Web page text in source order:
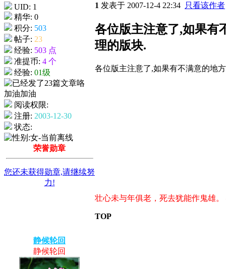
UID: 1
精华: 0
积分: 503
帖子: 23
经验: 503 点
准提币: 4 个
经验: 01级
阅读权限:
注册: 2003-12-30
状态:
荣誉勋章
您还未获得勋章,请继续努
力!
1 发表于 2007-12-4 22:34 只看该作者
各位版主注意了,如果有
理的版块.
各位版主注意了,如果有不满意的地
壮心未与年俱老，死去犹能作鬼雄
TOP
静候轮回
静候轮回